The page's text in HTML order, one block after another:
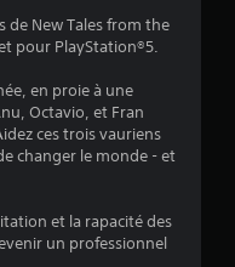
3
.
0
de New Tales from the
pour PlayStation®5.
en proie à une
Octavio, et Fran
ces trois vauriens
changer le monde - et
et la rapacité des
un professionnel